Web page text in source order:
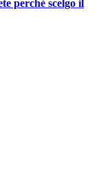
perché scelgo il